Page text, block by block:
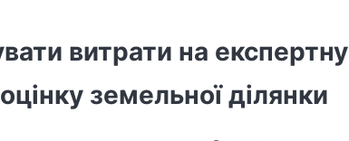
витрати на експертну
земельної ділянки